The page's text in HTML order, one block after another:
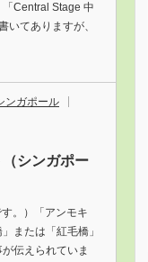
Central Stage 中
いてありますが、
ンガポール
シンガポー
。）「アンモキ
または「紅毛橋」
伝えられていま